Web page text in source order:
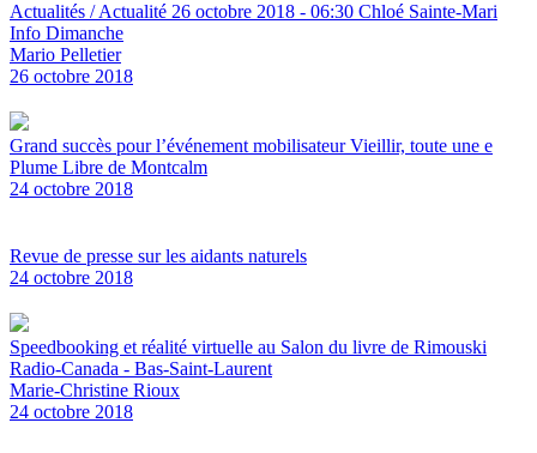
Actualités / Actualité 26 octobre 2018 - 06:30 Chloé Sainte-Mari
Info Dimanche
Mario Pelletier
26 octobre 2018
Grand succès pour l’événement mobilisateur Vieillir, toute une e
Plume Libre de Montcalm
24 octobre 2018
Revue de presse sur les aidants naturels
24 octobre 2018
Speedbooking et réalité virtuelle au Salon du livre de Rimouski
Radio-Canada - Bas-Saint-Laurent
Marie-Christine Rioux
24 octobre 2018